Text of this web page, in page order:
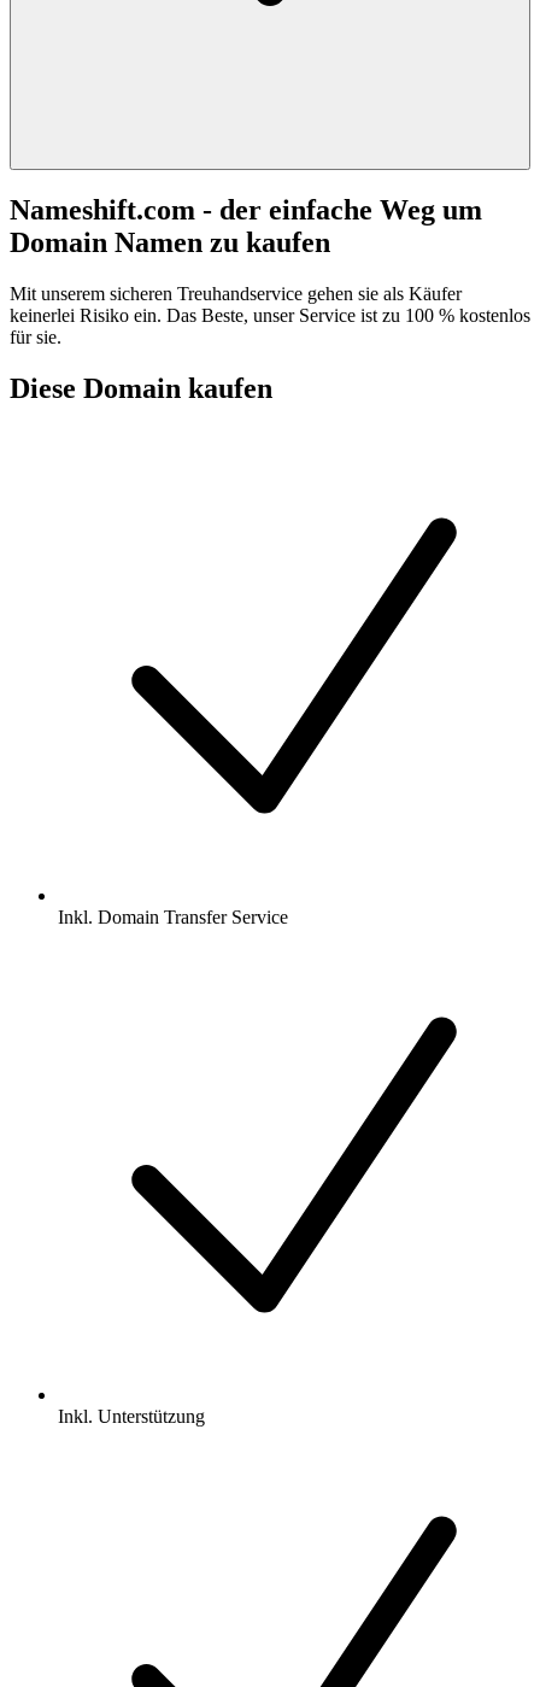
Nameshift.com - der einfache Weg um
Domain Namen zu kaufen
Mit unserem sicheren Treuhandservice gehen sie als Käufer
keinerlei Risiko ein. Das Beste, unser Service ist zu 100 % kostenlos
für sie.
Diese Domain kaufen
Inkl. Domain Transfer Service
Inkl. Unterstützung